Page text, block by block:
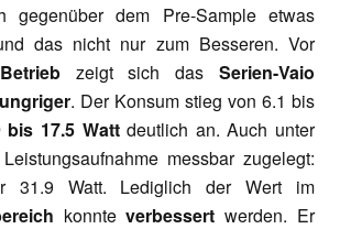
gegenüber dem Pre-Sample etwas
das nicht nur zum Besseren. Vor
zeigt sich das Serien-Vaio
. Der Konsum stieg von 6.1 bis
17.5 Wattdeutlich an. Auch unter
messbar zugelegt:
31.9 Watt. Lediglich der Wert im
konnteverbessert werden. Er